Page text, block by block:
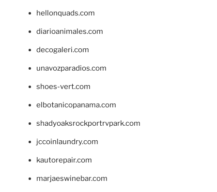
hellonquads.com
diarioanimales.com
decogaleri.com
unavozparadios.com
shoes-vert.com
elbotanicopanama.com
shadyoaksrockportrvpark.com
jccoinlaundry.com
kautorepair.com
marjaeswinebar.com